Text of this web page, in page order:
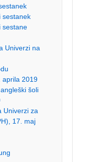
sestanek
sestane
Univerzi na
aprila 2019
šoli
Univerzi za
17. maj